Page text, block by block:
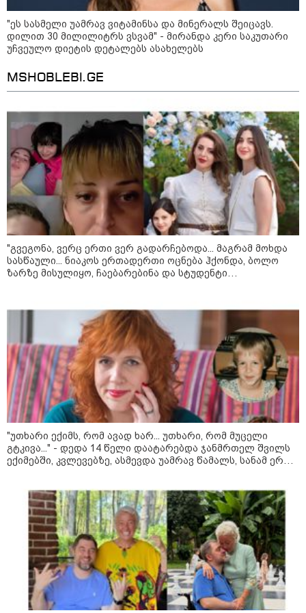
"ბავშვობიდან ასე ვარ..
ფანატიკურად ვარ შეყვარებული
საქართველოზე" - გაიცანით
მარტინ გუიმჯიანი, ქართულ
ენასა და საქართველოზე
შეყვარებული სომეხი ბიჭი
23:15 / 07-08-2026
მოვლენები - ტრამპის
ადმინისტრაციამ “UFO”- ს
ფაილების მორიგი პაკეტი
გამოაქვეყნა
22:30 / 07-08-2026
ინტერნეტში ამაღელვებელი
კადრები ვრცელდება - როგორ
გადაარჩინა 56 წლის კაცმა
ბავშვები აბობოქრებულ ზღვაში
დახრჩობას
"არის პოლარიზაციის კიდევ უფრო
გაღრმავების საფრთხე და ...“
"გონებაში ვალაგებდი, ეს ამბავი
უნდა ჩავექოლე“
"ძალიან მძიმეა ჩემთვის ის, რაც
ახლა გითხარით“
"ეს სასმელი უამრავ ვიტამინსა და მინერალს შეიცავს.
დილით 30 მილილიტრს ვსვამ" - მირანდა კერი საკუთარი
უჩვეულო დიეტის დეტალებს ასახელებს
MSHOBLEBI.GE
"გვეგონა, ვერც ერთი ვერ გადარჩებოდა... მაგრამ მოხდა
სასწაული... ნიაკოს ერთადერთი ოცნება ჰქონდა, ბოლო
ზარზე მისულიყო, ჩაებარებინა და სტუდენტი
"უთხარი ექიმს, რომ ავად ხარ... უთხარი, რომ მუცელი
გტკივა..." - დედა 14 წელი დაატარებდა ჯანმრთელ შვილს
ექიმებში, კვლევებზე, ასმევდა უამრავ წამალს, სანამ ერთ